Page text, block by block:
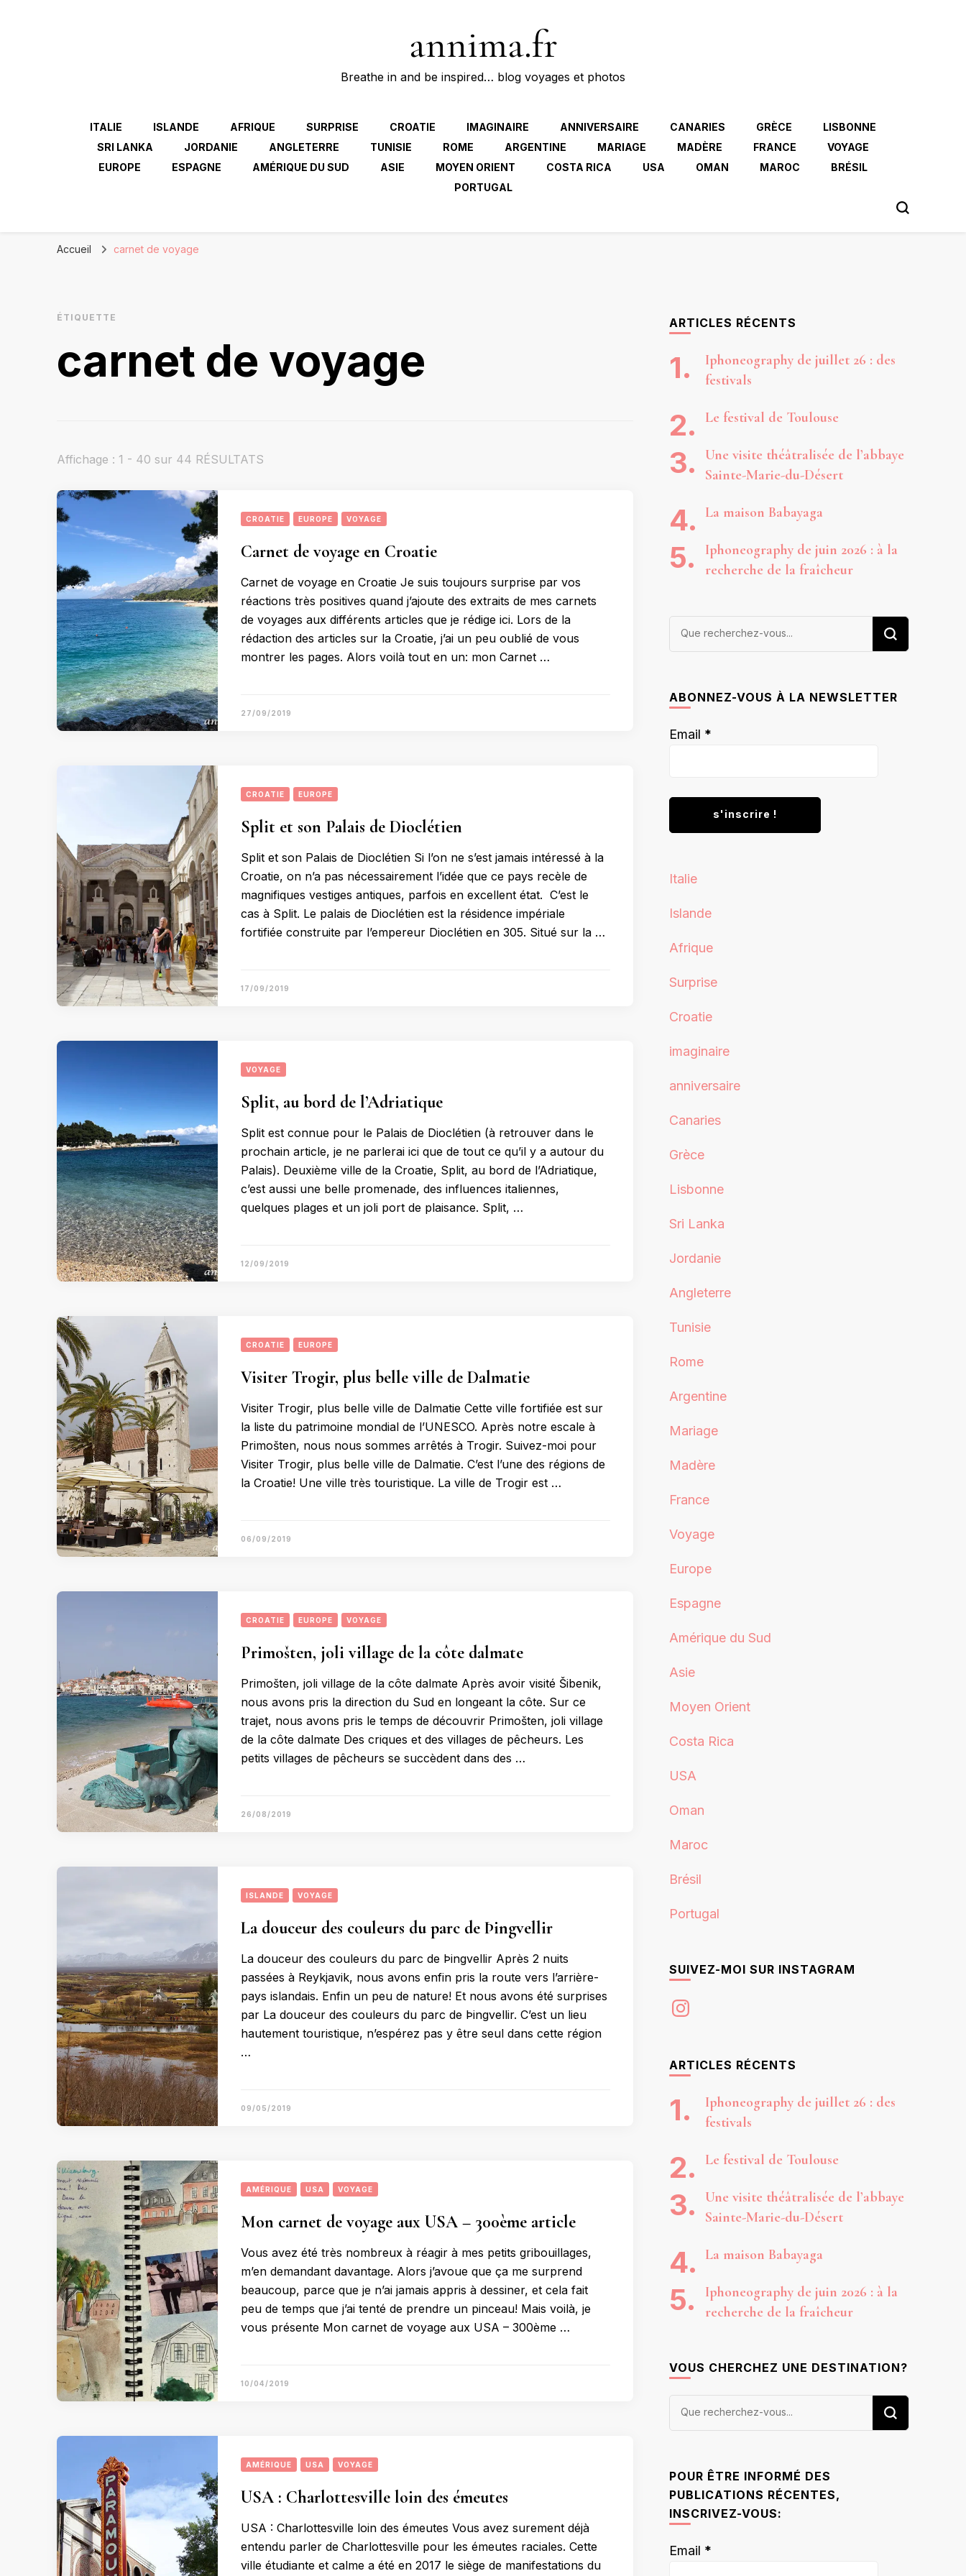
annima.fr
Breathe in and be inspired… blog voyages et photos
ITALIE ISLANDE AFRIQUE SURPRISE CROATIE IMAGINAIRE ANNIVERSAIRE CANARIES GRÈCE
LISBONNE
SRI LANKA
JORDANIE ANGLETERRE TUNISIE ROME ARGENTINE MARIAGE MADÈRE FRANCE
VOYAGE
EUROPE
ESPAGNE AMÉRIQUE DU SUD ASIE MOYEN ORIENT COSTA RICA USA OMAN MAROC
BRÉSIL
PORTUGAL
Accueil carnet de voyage
ÉTIQUETTE
carnet de voyage
Affichage : 1 - 40 sur 44 RÉSULTATS
CROATIE EUROPE VOYAGE
Carnet de voyage en Croatie
Carnet de voyage en Croatie Je suis toujours surprise par vos
réactions très positives quand j’ajoute des extraits de mes carnets
de voyages aux différents articles que je rédige ici. Lors de la
rédaction des articles sur la Croatie, j’ai un peu oublié de vous
montrer les pages. Alors voilà tout en un: mon Carnet …
27/09/2019
CROATIE EUROPE
Split et son Palais de Dioclétien
Split et son Palais de Dioclétien Si l’on ne s’est jamais intéressé à la
Croatie, on n’a pas nécessairement l’idée que ce pays recèle de
magnifiques vestiges antiques, parfois en excellent état. C’est le
cas à Split. Le palais de Dioclétien est la résidence impériale
fortifiée construite par l’empereur Dioclétien en 305. Situé sur la …
17/09/2019
VOYAGE
Split, au bord de l’Adriatique
Split est connue pour le Palais de Dioclétien (à retrouver dans le
prochain article, je ne parlerai ici que de tout ce qu’il y a autour du
Palais). Deuxième ville de la Croatie, Split, au bord de l’Adriatique,
c’est aussi une belle promenade, des influences italiennes,
quelques plages et un joli port de plaisance. Split, …
12/09/2019
CROATIE EUROPE
Visiter Trogir, plus belle ville de Dalmatie
Visiter Trogir, plus belle ville de Dalmatie Cette ville fortifiée est sur
la liste du patrimoine mondial de l’UNESCO. Après notre escale à
Primošten, nous nous sommes arrêtés à Trogir. Suivez-moi pour
Visiter Trogir, plus belle ville de Dalmatie. C’est l’une des régions de
la Croatie! Une ville très touristique. La ville de Trogir est …
06/09/2019
CROATIE EUROPE VOYAGE
Primošten, joli village de la côte dalmate
Primošten, joli village de la côte dalmate Après avoir visité Šibenik,
nous avons pris la direction du Sud en longeant la côte. Sur ce
trajet, nous avons pris le temps de découvrir Primošten, joli village
de la côte dalmate Des criques et des villages de pêcheurs. Les
petits villages de pêcheurs se succèdent dans des …
26/08/2019
ISLANDE VOYAGE
La douceur des couleurs du parc de Þingvellir
La douceur des couleurs du parc de Þingvellir Après 2 nuits
passées à Reykjavik, nous avons enfin pris la route vers l’arrière-
pays islandais. Enfin un peu de nature! Et nous avons été surprises
par La douceur des couleurs du parc de Þingvellir. C’est un lieu
hautement touristique, n’espérez pas y être seul dans cette région
…
09/05/2019
AMÉRIQUE USA VOYAGE
Mon carnet de voyage aux USA – 300ème article
Vous avez été très nombreux à réagir à mes petits gribouillages,
m’en demandant davantage. Alors j’avoue que ça me surprend
beaucoup, parce que je n’ai jamais appris à dessiner, et cela fait
peu de temps que j’ai tenté de prendre un pinceau! Mais voilà, je
vous présente Mon carnet de voyage aux USA – 300ème …
10/04/2019
AMÉRIQUE USA VOYAGE
USA : Charlottesville loin des émeutes
USA : Charlottesville loin des émeutes Vous avez surement déjà
entendu parler de Charlottesville pour les émeutes raciales. Cette
ville étudiante et calme a été en 2017 le siège de manifestations du
ARTICLES RÉCENTS
Iphoneography de juillet 26 : des
festivals
Le festival de Toulouse
Une visite théâtralisée de l’abbaye
Sainte-Marie-du-Désert
La maison Babayaga
Iphoneography de juin 2026 : à la
recherche de la fraîcheur
Vous
ABONNEZ-VOUS À LA NEWSLETTER
Email *
Italie
Islande
Afrique
Surprise
Croatie
imaginaire
anniversaire
Canaries
Grèce
Lisbonne
Sri Lanka
Jordanie
Angleterre
Tunisie
Rome
Argentine
Mariage
Madère
France
Voyage
Europe
Espagne
Amérique du Sud
Asie
Moyen Orient
Costa Rica
USA
Oman
Maroc
Brésil
Portugal
SUIVEZ-MOI SUR INSTAGRAM
Instagram
ARTICLES RÉCENTS
Iphoneography de juillet 26 : des
festivals
Le festival de Toulouse
Une visite théâtralisée de l’abbaye
Sainte-Marie-du-Désert
La maison Babayaga
Iphoneography de juin 2026 : à la
recherche de la fraîcheur
VOUS CHERCHEZ UNE DESTINATION?
Vous
POUR ÊTRE INFORMÉ DES
PUBLICATIONS RÉCENTES,
INSCRIVEZ-VOUS:
Email *